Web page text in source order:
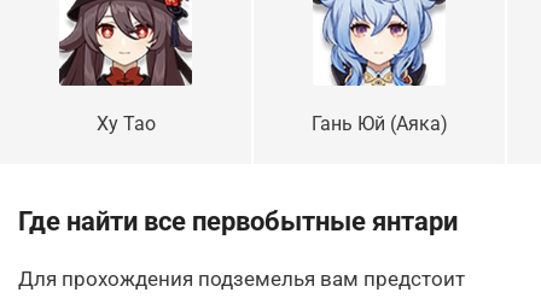
Ху Тао Гань Юй (Аяка)
Где найти все первобытные янтари
Для прохождения подземелья вам предстоит